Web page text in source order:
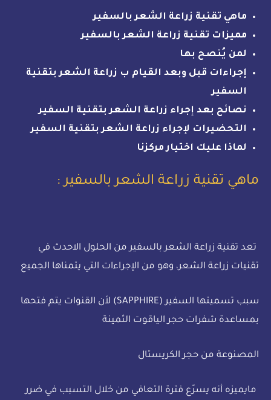
ماهي تقنية زراعة الشعر بالسفير
مميزات تقنية زراعة الشعر بالسفير
لمن يُنصح بها
إجراءات قبل وبعد القيام ب زراعة الشعر بتقنية
السفير
نصائح بعد إجراء زراعة الشعر بتقنية السفير
التحضيرات لإجراء زراعة الشعر بتقنية السفير
لماذا عليك اختيار مركزنا
ماهي تقنية زراعة الشعر بالسفير :
تعد تقنية زراعة الشعر بالسفير من الحلول الاحدث في
تقنيات زراعة الشعر، وهو من الإجراءات التي يتمناها الجميع
سبب تسميتها السفير (SAPPHIRE) لأن القنوات يتم فتحها
بمساعدة شفرات حجر الياقوت الثمينة
المصنوعة من حجر الكريستال
مايميزه أنه يسرّع فترة التعافي من خلال التسبب في ضرر